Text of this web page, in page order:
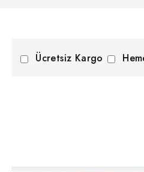
Ücretsiz Kargo